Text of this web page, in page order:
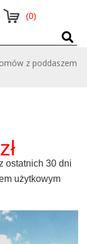
(0)
z poddaszem
złcena
wynosi:
4
749,00 zł,
z ostatnich 30 dni
użytkowym